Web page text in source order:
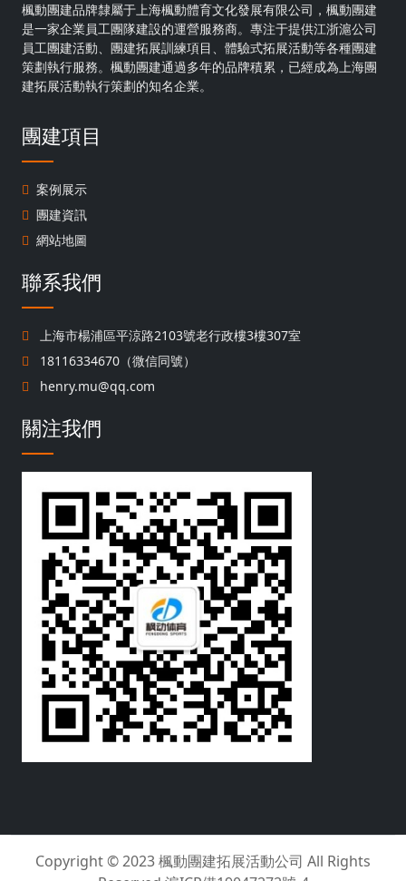
楓動團建品牌隸屬于上海楓動體育文化發展有限公司，楓動團建
是一家企業員工團隊建設的運營服務商。專注于提供江浙滬公司
員工團建活動、團建拓展訓練項目、體驗式拓展活動等各種團建
策劃執行服務。楓動團建通過多年的品牌積累，已經成為上海團
建拓展活動執行策劃的知名企業。
團建項目
案例展示
團建資訊
網站地圖
聯系我們
上海市楊浦區平涼路2103號老行政樓3樓307室
18116334670（微信同號）
henry.mu@qq.com
關注我們
Copyright © 2023楓動團建拓展活動公司 All Rights